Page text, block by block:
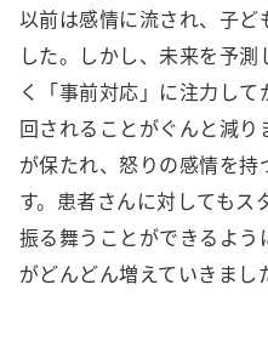
以前は感情に流され、子
した。しかし、未来を予
く「事前対応」に注力し
回されることがぐんと減
が保たれ、怒りの感情を
す。患者さんに対してもス
振る舞うことができるよ
がどんどん増えていきまし